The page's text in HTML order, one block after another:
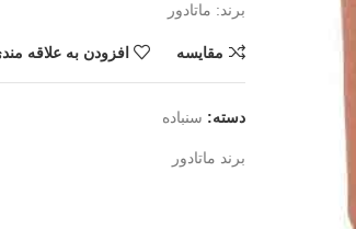
برند: ماتادور
مقايسه افزودن به علاقه
دسته: سنباده
برند ماتادور